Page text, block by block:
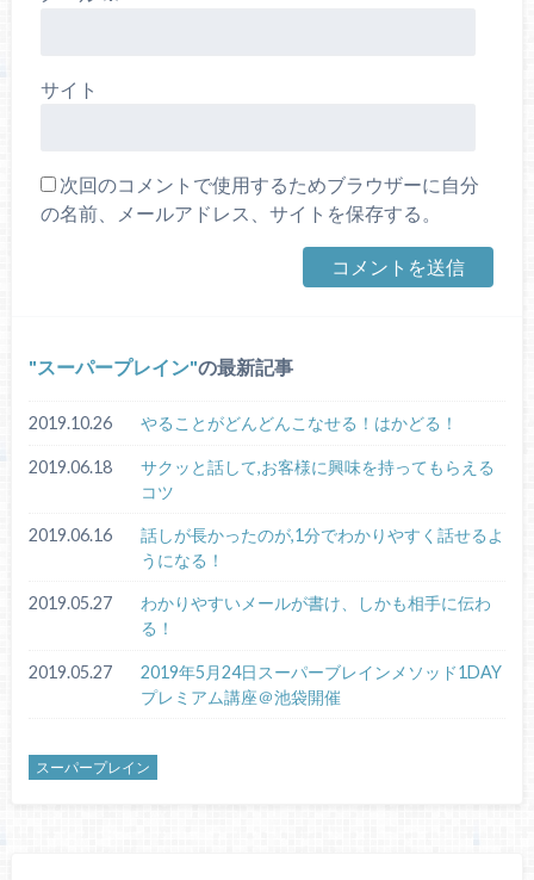
サイト
次回のコメントで使用するためブラウザーに自分
の名前、メールアドレス、サイトを保存する。
スーパープレイン の最新記事
2019.10.26 やることがどんどんこなせる！はかどる！
2019.06.18
サクッと話して,お客様に興味を持ってもらえる
コツ
2019.06.16
話しが長かったのが,1分でわかりやすく話せるよ
うになる！
2019.05.27
わかりやすいメールが書け、しかも相手に伝わ
る！
2019.05.27
2019年5月24日スーパーブレインメソッド1DAY
プレミアム講座＠池袋開催
スーパープレイン